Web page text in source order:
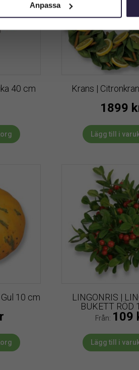
Anpassa
40 cm Krans |
1899
Lägg till i
10 cm
LINGONRIS |
BUKETT RÖD
Från: 109
Lägg till i